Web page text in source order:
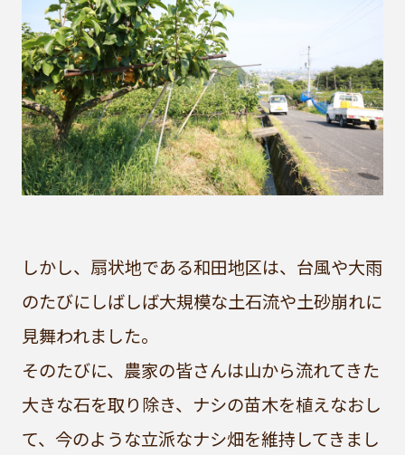
しかし、扇状地である和田地区は、台風や大雨
のたびにしばしば大規模な土石流や土砂崩れに
見舞われました。
そのたびに、農家の皆さんは山から流れてきた
大きな石を取り除き、ナシの苗木を植えなおし
て、今のような立派なナシ畑を維持してきまし